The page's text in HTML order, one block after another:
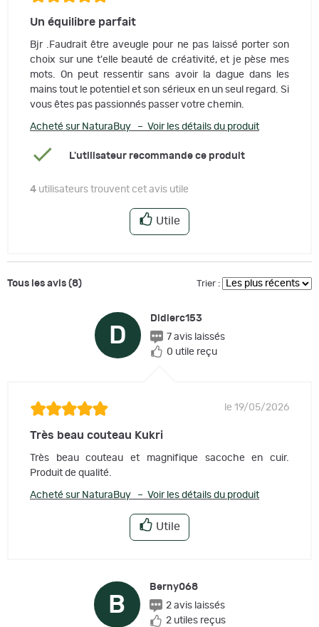
Un équilibre parfait
Bjr .Faudrait être aveugle pour ne pas laissé porter son
choix sur une t'elle beauté de créativité, et je pèse mes
mots. On peut ressentir sans avoir la dague dans les
mains tout le potentiel et son sérieux en un seul regard. Si
vous êtes pas passionnés passer votre chemin.
Acheté sur NaturaBuy – Voir les détails du produit
L'utilisateur recommande ce produit
4 utilisateurs trouvent cet avis utile
Utile
Tous les avis (8) Trier :
D
Didierc153
7 avis laissés
0 utile reçu
le 19/05/2026
Très beau couteau Kukri
Très beau couteau et magnifique sacoche en cuir.
Produit de qualité.
Acheté sur NaturaBuy – Voir les détails du produit
Utile
B
Berny068
2 avis laissés
2 utiles reçus